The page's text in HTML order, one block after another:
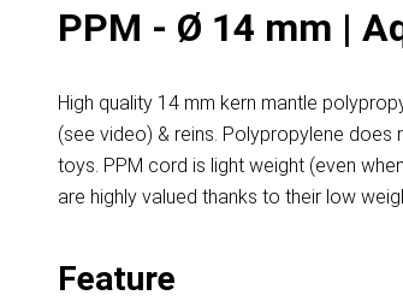
PPM - Ø 14 mm |
High quality 14 mm kern mantle
(see video) & reins. Polypropylene
toys. PPM cord is light weight (even
are highly valued thanks to their low
Feature